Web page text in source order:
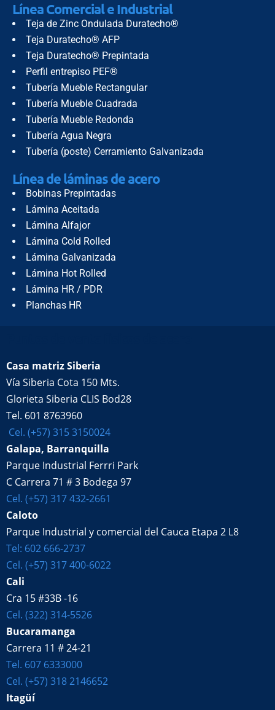
Línea Comercial e Industrial
Teja de Zinc Ondulada Duratecho®
Teja Duratecho® AFP
Teja Duratecho® Prepintada
Perfil entrepiso PEF®
Tubería Mueble Rectangular
Tubería Mueble Cuadrada
Tubería Mueble Redonda
Tubería Agua Negra
Tubería (poste) Cerramiento Galvanizada
Línea de láminas de acero
Bobinas Prepintadas
Lámina Aceitada
Lámina Alfajor
Lámina Cold Rolled
Lámina Galvanizada
Lámina Hot Rolled
Lámina HR / PDR
Planchas HR
Casa matriz Siberia
Vía Siberia Cota 150 Mts.
Glorieta Siberia CLIS Bod28
Tel. 601 8763960
Cel. (+57) 315 3150024
Galapa, Barranquilla
Parque Industrial Ferrri Park
C Carrera 71 # 3 Bodega 97
Cel. (+57) 317 432-2661
Caloto
Parque Industrial y comercial del Cauca Etapa 2 L8
Tel: 602 666-2737
Cel. (+57) 317 400-6022
Cali
Cra 15 #33B -16
Cel. (322) 314-5526
Bucaramanga
Carrera 11 # 24-21
Tel. 607 6333000
Cel. (+57) 318 2146652
Itagüí